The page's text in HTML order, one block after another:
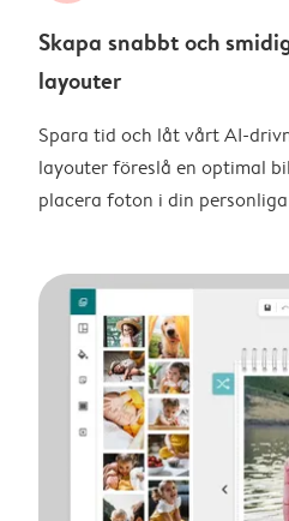
Skapa snabbt och
layouter
Spara tid och låt vårt AI-
layouter föreslå en optimal
placera foton i din